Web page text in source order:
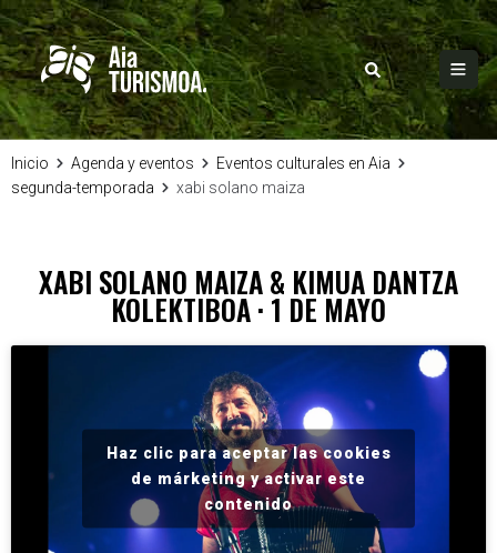
Inicio Agenda y eventos
Eventos culturales en Aia
segunda-temporada
xabi solano maiza
XABI SOLANO MAIZA & KIMUA DANTZA
KOLEKTIBOA · 1 DE MAYO
Haz clic para aceptar las cookies
de márketing y activar este
contenido